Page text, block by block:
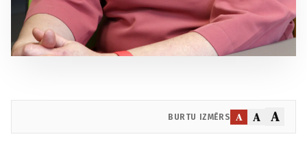
BURTU IZMĒRS A A A